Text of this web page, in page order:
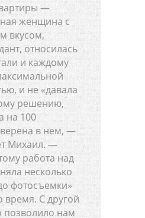
—
женщина с
вкусом,
относилась
и каждому
и не «давала
решению,
на 100
в нем, —
Михаил. —
работа над
несколько
фотосъемки»
время. С другой
позволило нам